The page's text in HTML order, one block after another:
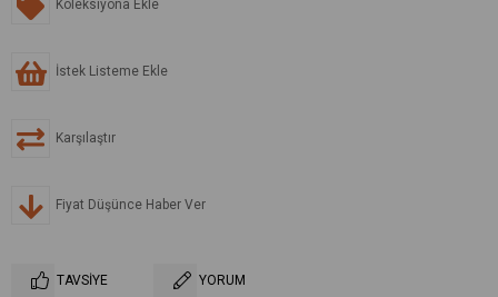
Koleksiyona Ekle
İstek Listeme Ekle
Karşılaştır
Fiyat Düşünce Haber Ver
TAVSIYE YORUM